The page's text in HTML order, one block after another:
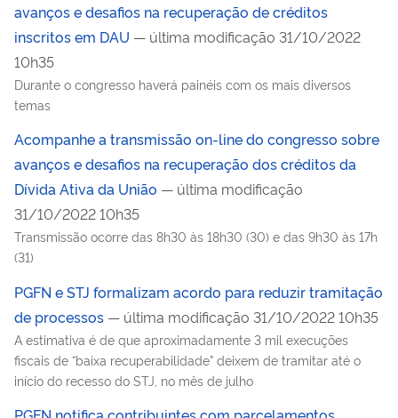
avanços e desafios na recuperação de créditos
inscritos em DAU — última modificação 31/10/2022
10h35
Durante o congresso haverá painéis com os mais diversos
temas
Acompanhe a transmissão on-line do congresso sobre
avanços e desafios na recuperação dos créditos da
Dívida Ativa da União — última modificação
31/10/2022 10h35
Transmissão ocorre das 8h30 às 18h30 (30) e das 9h30 às 17h
(31)
PGFN e STJ formalizam acordo para reduzir tramitação
de processos — última modificação 31/10/2022 10h35
A estimativa é de que aproximadamente 3 mil execuções
fiscais de “baixa recuperabilidade” deixem de tramitar até o
início do recesso do STJ, no mês de julho